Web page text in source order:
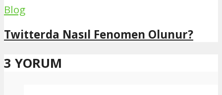
Blog
Twitterda Nasıl Fenomen Olunur?
3 YORUM